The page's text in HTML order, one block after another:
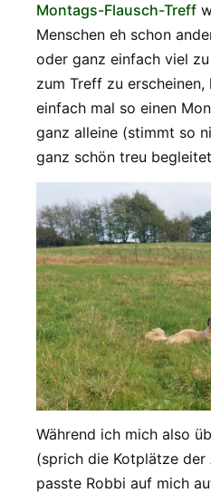
Montags-Flausch-Treff
Menschen eh schon
oder ganz einfach viel
zum Treff zu
einfach mal so einen
ganz alleine (stimmt so
ganz schön treu
Während ich mich also
(sprich die Kotplätze der
passte Robbi auf mich